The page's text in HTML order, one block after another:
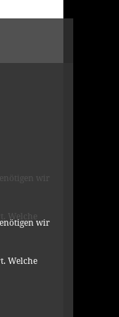
wir
Welche
wir
Welche
| James Veitch